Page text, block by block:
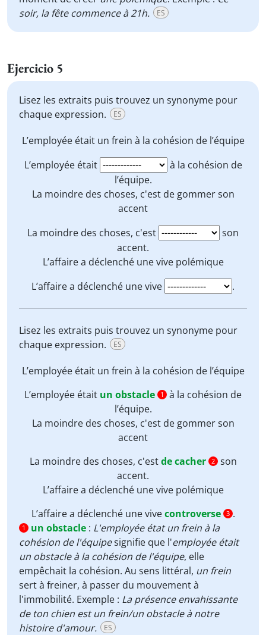
soir, la fête commence à 21h.
ES
Ejercicio 5
Lisez les extraits puis trouvez un synonyme pour
chaque expression.
ES
L’employée était un frein à la cohésion de l’équipe
L’employée était
à la cohésion de
l’équipe.
La moindre des choses, c'est de gommer son
accent
La moindre des choses, c'est
son
accent.
L’affaire a déclenché une vivepolémique
L’affaire a déclenché une vive
.
Lisez les extraits puis trouvez un synonyme pour
chaque expression.
ES
L’employée était un frein à la cohésion de l’équipe
L’employée était un obstacle 1
à la cohésion de
l’équipe.
La moindre des choses, c'est de gommer son
accent
La moindre des choses, c'estde cacher 2 son
accent.
L’affaire a déclenché une vivepolémique
L’affaire a déclenché une vivecontroverse 3 .
1 un obstacle : L'employée état un frein à la
cohésion de l'équipesignifie que l'employée était
un obstacle à la cohésion de l'équipe, elle
empêchait la cohésion. Au sens littéral, un frein
sert à freiner, à passer du mouvement à
l'immobilité. Exemple : La présence envahissante
de ton chien est un frein/un obstacle à notre
histoire d'amour.
ES